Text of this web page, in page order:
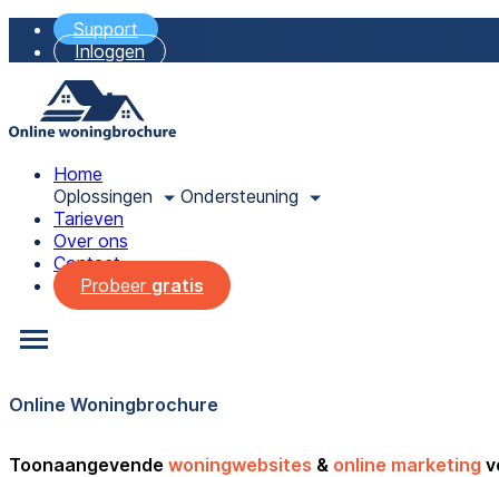
Support
Inloggen
Home
Oplossingen
Ondersteuning
Tarieven
Over ons
Contact
Probeer gratis
Online Woningbrochure
Toonaangevende woningwebsites & online marketing